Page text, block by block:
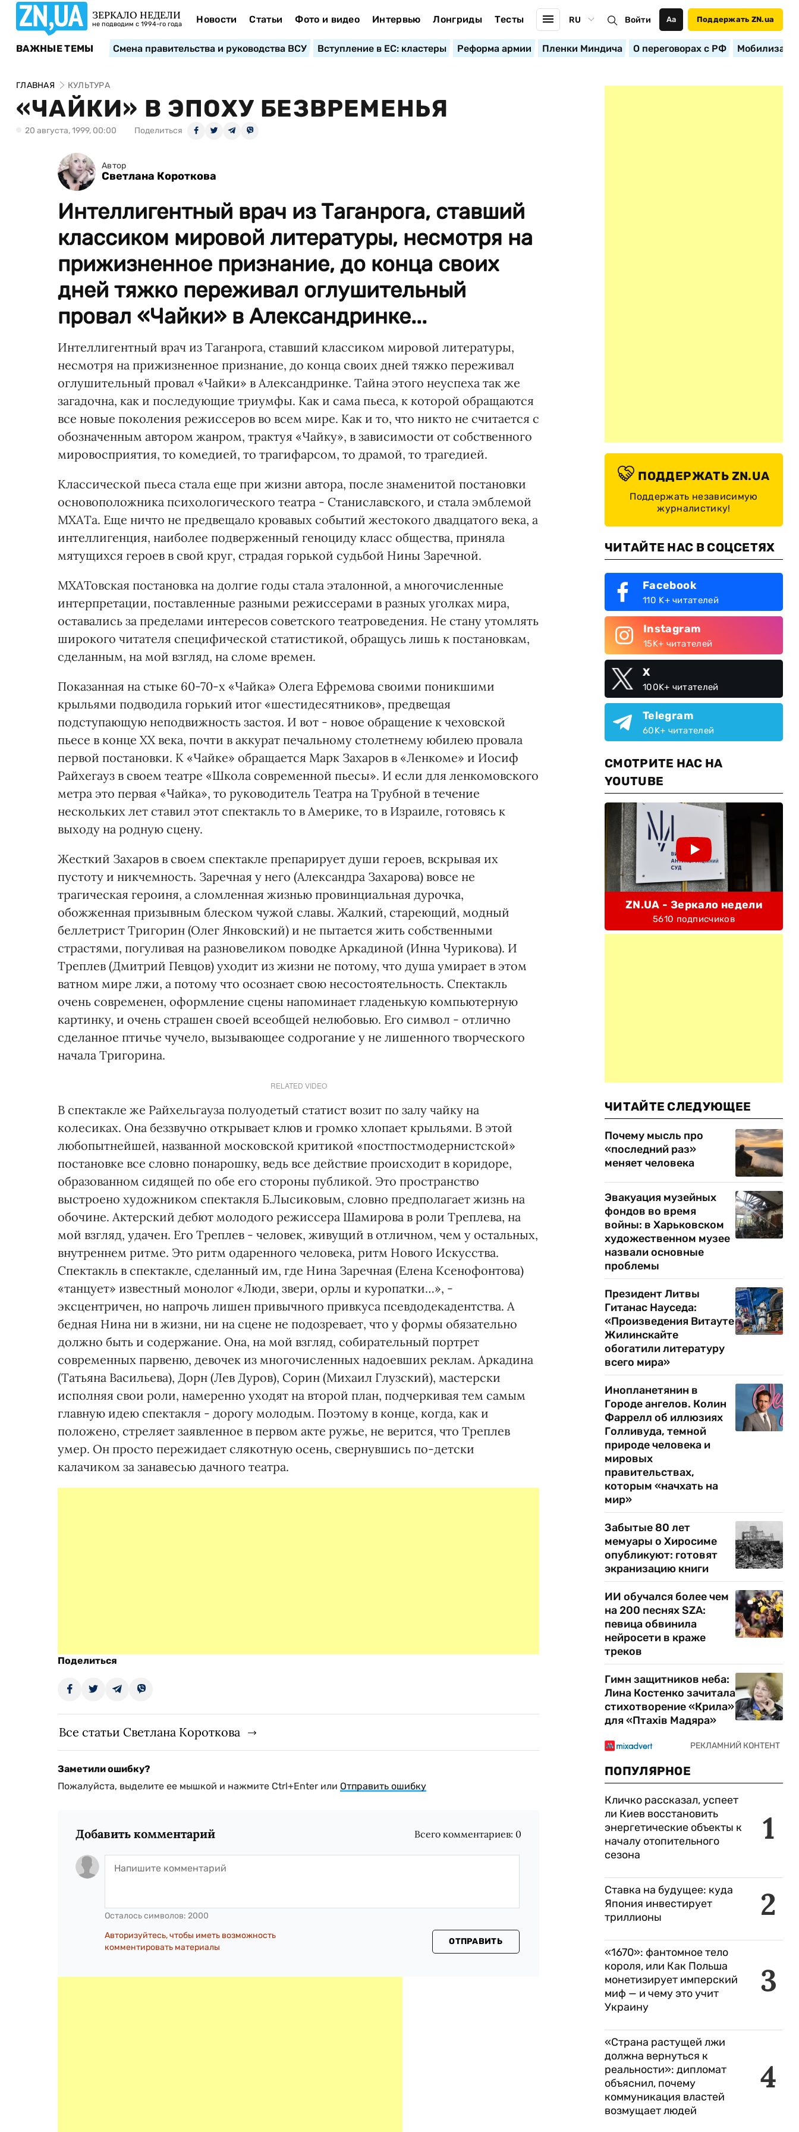
ЗЕРКАЛО НЕДЕЛИ
не подводим с 1994-го года Новости Статьи Фото и видео Интервью Лонгриды Тесты RU Войти Аа Поддержать ZN.ua
ВАЖНЫЕ ТЕМЫ Смена правительства и руководства ВСУ Вступление в ЕС: кластеры Реформа армии Пленки Миндича О переговорах с РФ
ГЛАВНАЯ КУЛЬТУРА
«ЧАЙКИ» В ЭПОХУ БЕЗВРЕМЕНЬЯ
20 августа, 1999, 00:00 Поделиться
Автор
Светлана Короткова
Интеллигентный врач из Таганрога, ставший
классиком мировой литературы, несмотря на
прижизненное признание, до конца своих
дней тяжко переживал оглушительный
провал «Чайки» в Александринке...
Интеллигентный врач из Таганрога, ставший классиком мировой литературы,
несмотря на прижизненное признание, до конца своих дней тяжко переживал
оглушительный провал «Чайки» в Александринке. Тайна этого неуспеха так же
загадочна, как и последующие триумфы. Как и сама пьеса, к которой обращаются
все новые поколения режиссеров во всем мире. Как и то, что никто не считается с
обозначенным автором жанром, трактуя «Чайку», в зависимости от собственного
мировосприятия, то комедией, то трагифарсом, то драмой, то трагедией.
Классической пьеса стала еще при жизни автора, после знаменитой постановки
основоположника психологического театра - Станиславского, и стала эмблемой
МХАТа. Еще ничто не предвещало кровавых событий жестокого двадцатого века, а
интеллигенция, наиболее подверженный геноциду класс общества, приняла
мятущихся героев в свой круг, страдая горькой судьбой Нины Заречной.
МХАТовская постановка на долгие годы стала эталонной, а многочисленные
интерпретации, поставленные разными режиссерами в разных уголках мира,
оставались за пределами интересов советского театроведения. Не стану утомлять
широкого читателя специфической статистикой, обращусь лишь к постановкам,
сделанным, на мой взгляд, на сломе времен.
Показанная на стыке 60-70-х «Чайка» Олега Ефремова своими поникшими
крыльями подводила горький итог «шестидесятников», предвещая
подступающую неподвижность застоя. И вот - новое обращение к чеховской
пьесе в конце ХХ века, почти в аккурат печальному столетнему юбилею провала
первой постановки. К «Чайке» обращается Марк Захаров в «Ленкоме» и Иосиф
Райхегауз в своем театре «Школа современной пьесы». И если для ленкомовского
метра это первая «Чайка», то руководитель Театра на Трубной в течение
нескольких лет ставил этот спектакль то в Америке, то в Израиле, готовясь к
выходу на родную сцену.
Жесткий Захаров в своем спектакле препарирует души героев, вскрывая их
пустоту и никчемность. Заречная у него (Александра Захарова) вовсе не
трагическая героиня, а сломленная жизнью провинциальная дурочка,
обожженная призывным блеском чужой славы. Жалкий, стареющий, модный
беллетрист Тригорин (Олег Янковский) и не пытается жить собственными
страстями, погуливая на разновеликом поводке Аркадиной (Инна Чурикова). И
Треплев (Дмитрий Певцов) уходит из жизни не потому, что душа умирает в этом
ватном мире лжи, а потому что осознает свою несостоятельность. Спектакль
очень современен, оформление сцены напоминает гладенькую компьютерную
картинку, и очень страшен своей всеобщей нелюбовью. Его символ - отлично
сделанное птичье чучело, вызывающее содрогание у не лишенного творческого
начала Тригорина.
RELATED VIDEO
В спектакле же Райхельгауза полуодетый статист возит по залу чайку на
колесиках. Она беззвучно открывает клюв и громко хлопает крыльями. В этой
любопытнейшей, названной московской критикой «постпостмодернистской»
постановке все словно понарошку, ведь все действие происходит в коридоре,
образованном сидящей по обе его стороны публикой. Это пространство
выстроено художником спектакля Б.Лысиковым, словно предполагает жизнь на
обочине. Актерский дебют молодого режиссера Шамирова в роли Треплева, на
мой взгляд, удачен. Его Треплев - человек, живущий в отличном, чем у остальных,
внутреннем ритме. Это ритм одаренного человека, ритм Нового Искусства.
Спектакль в спектакле, сделанный им, где Нина Заречная (Елена Ксенофонтова)
«танцует» известный монолог «Люди, звери, орлы и куропатки…», -
эксцентричен, но напрочь лишен привычного привкуса псевдодекадентства. А
бедная Нина ни в жизни, ни на сцене не подозревает, что у формы обязательно
должно быть и содержание. Она, на мой взгляд, собирательный портрет
современных парвеню, девочек из многочисленных надоевших реклам. Аркадина
(Татьяна Васильева), Дорн (Лев Дуров), Сорин (Михаил Глузский), мастерски
исполняя свои роли, намеренно уходят на второй план, подчеркивая тем самым
главную идею спектакля - дорогу молодым. Поэтому в конце, когда, как и
положено, стреляет заявленное в первом акте ружье, не верится, что Треплев
умер. Он просто пережидает слякотную осень, свернувшись по-детски
калачиком за занавесью дачного театра.
Поделиться
Все статьи Светлана Короткова
Заметили ошибку?
Пожалуйста, выделите ее мышкой и нажмите Ctrl+Enter или Отправить ошибку
Добавить комментарий Всего комментариев: 0
Осталось символов: 2000
Авторизуйтесь, чтобы иметь возможность
комментировать материалы
ОТПРАВИТЬ
ПОДДЕРЖАТЬ ZN.UA
Поддержать независимую
журналистику!
ЧИТАЙТЕ НАС В СОЦСЕТЯХ
Facebook
110 K+ читателей
Instagram
15K+ читателей
X
100K+ читателей
Telegram
60K+ читателей
СМОТРИТЕ НАС НА
YOUTUBE
ZN.UA - Зеркало недели
5610 подписчиков
ЧИТАЙТЕ СЛЕДУЮЩЕЕ
Почему мысль про
«последний раз»
меняет человека
Эвакуация музейных
фондов во время
войны: в Харьковском
художественном музее
назвали основные
проблемы
Президент Литвы
Гитанас Науседа:
«Произведения Витауте
Жилинскайте
обогатили литературу
всего мира»
Инопланетянин в
Городе ангелов. Колин
Фаррелл об иллюзиях
Голливуда, темной
природе человека и
мировых
правительствах,
которым «начхать на
мир»
Забытые 80 лет
мемуары о Хиросиме
опубликуют: готовят
экранизацию книги
ИИ обучался более чем
на 200 песнях SZA:
певица обвинила
нейросети в краже
треков
Гимн защитников неба:
Лина Костенко зачитала
стихотворение «Крила»
для «Птахів Мадяра»
ПОПУЛЯРНОЕ
1
Кличко рассказал, успеет
ли Киев восстановить
энергетические объекты к
началу отопительного
сезона
2
Ставка на будущее: куда
Япония инвестирует
триллионы
3
«1670»: фантомное тело
короля, или Как Польша
монетизирует имперский
миф — и чему это учит
Украину
4
«Страна растущей лжи
должна вернуться к
реальности»: дипломат
объяснил, почему
коммуникация властей
возмущает людей